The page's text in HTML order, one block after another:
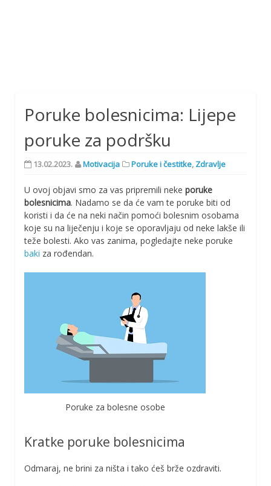
Poruke bolesnicima: Lijepe
poruke za podršku
13.02.2023. Motivacija Poruke i čestitke, Zdravlje
U ovoj objavi smo za vas pripremili neke poruke
bolesnicima. Nadamo se da će vam te poruke biti od
koristi i da će na neki način pomoći bolesnim osobama
koje su na liječenju i koje se oporavljaju od neke lakše ili
teže bolesti. Ako vas zanima, pogledajte neke poruke
baki za rođendan.
Poruke za bolesne osobe
Kratke poruke bolesnicima
Odmaraj, ne brini za ništa i tako ćeš brže ozdraviti.